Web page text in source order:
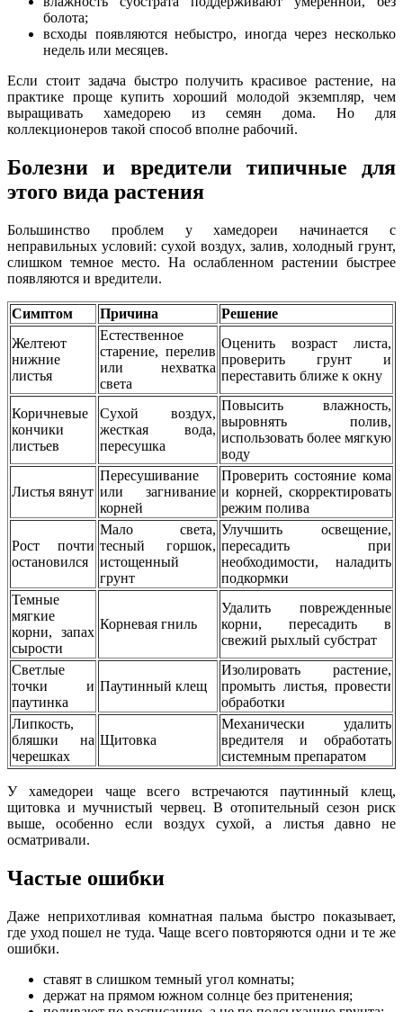
болота;
всходы появляются небыстро, иногда через несколько
недель или месяцев.
Если стоит задача быстро получить красивое растение, на
практике проще купить хороший молодой экземпляр, чем
выращивать хамедорею из семян дома. Но для
коллекционеров такой способ вполне рабочий.
Болезни и вредители типичные для
этого вида растения
Большинство проблем у хамедореи начинается с
неправильных условий: сухой воздух, залив, холодный грунт,
слишком темное место. На ослабленном растении быстрее
появляются и вредители.
Симптом Причина
Решение
Желтеют
нижние
листья
Естественное
старение, перелив
или нехватка
света
Оценить возраст листа,
проверить грунт и
переставить ближе к окну
Коричневые
кончики
листьев
Сухой воздух,
жесткая вода,
пересушка
Повысить влажность,
выровнять полив,
использовать более мягкую
воду
Листья вянут
Пересушивание
или загнивание
корней
Проверить состояние кома
и корней, скорректировать
режим полива
Рост почти
остановился
Мало света,
тесный горшок,
истощенный
грунт
Улучшить освещение,
пересадить при
необходимости, наладить
подкормки
Темные
мягкие
корни, запах
сырости
Корневая гниль
Удалить поврежденные
корни, пересадить в
свежий рыхлый субстрат
Светлые
точки и
паутинка
Паутинный клещ
Изолировать растение,
промыть листья, провести
обработки
Липкость,
бляшки на
черешках
Щитовка
Механически удалить
вредителя и обработать
системным препаратом
У хамедореи чаще всего встречаются паутинный клещ,
щитовка и мучнистый червец. В отопительный сезон риск
выше, особенно если воздух сухой, а листья давно не
осматривали.
Частые ошибки
Даже неприхотливая комнатная пальма быстро показывает,
где уход пошел не туда. Чаще всего повторяются одни и те же
ошибки.
ставят в слишком темный угол комнаты;
держат на прямом южном солнце без притенения;